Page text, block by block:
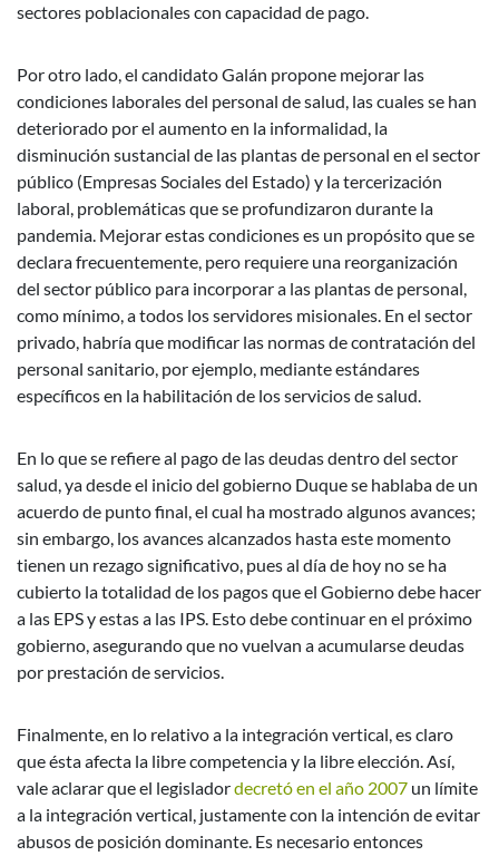
sectores poblacionales con capacidad de pago.
Por otro lado, el candidato Galán propone mejorar las
condiciones laborales del personal de salud, las cuales se han
deteriorado por el aumento en la informalidad, la
disminución sustancial de las plantas de personal en el sector
público (Empresas Sociales del Estado) y la tercerización
laboral, problemáticas que se profundizaron durante la
pandemia. Mejorar estas condiciones es un propósito que se
declara frecuentemente, pero requiere una reorganización
del sector público para incorporar a las plantas de personal,
como mínimo, a todos los servidores misionales. En el sector
privado, habría que modificar las normas de contratación del
personal sanitario, por ejemplo, mediante estándares
específicos en la habilitación de los servicios de salud.
En lo que se refiere al pago de las deudas dentro del sector
salud, ya desde el inicio del gobierno Duque se hablaba de un
acuerdo de punto final, el cual ha mostrado algunos avances;
sin embargo, los avances alcanzados hasta este momento
tienen un rezago significativo, pues al día de hoy no se ha
cubierto la totalidad de los pagos que el Gobierno debe hacer
a las EPS y estas a las IPS. Esto debe continuar en el próximo
gobierno, asegurando que no vuelvan a acumularse deudas
por prestación de servicios.
Finalmente, en lo relativo a la integración vertical, es claro
que ésta afecta la libre competencia y la libre elección. Así,
vale aclarar que el legisladordecretó en el año 2007 un límite
a la integración vertical, justamente con la intención de evitar
abusos de posición dominante. Es necesario entonces